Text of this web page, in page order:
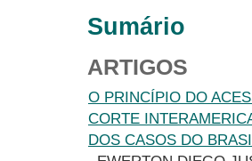
Sumário
ARTIGOS
O PRINCÍPIO DO
CORTE
DOS CASOS DO